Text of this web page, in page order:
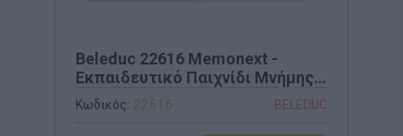
Beleduc 22616 Memonext -
Εκπαιδευτικό Παιχνίδι Μνήμης
& Λογικής Αλληλουχίας
Κωδικός: 22616 BELEDUC